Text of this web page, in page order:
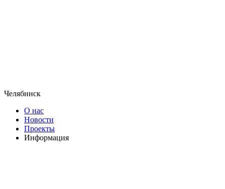
Челябинск
О нас
Новости
Проекты
Информация